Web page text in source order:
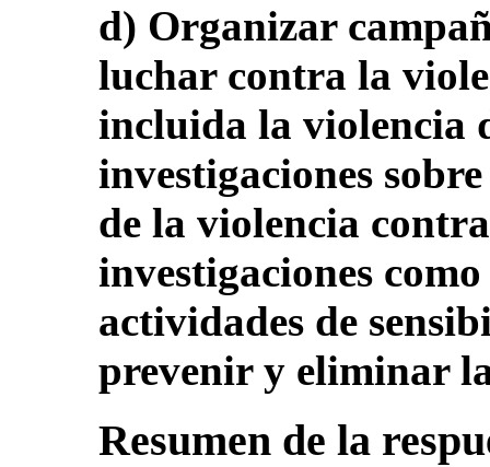
d) Organizar
luchar contra la
incluida la violencia
investigaciones
de la violencia
investigaciones
actividades de
prevenir y eliminar
Resumen de la